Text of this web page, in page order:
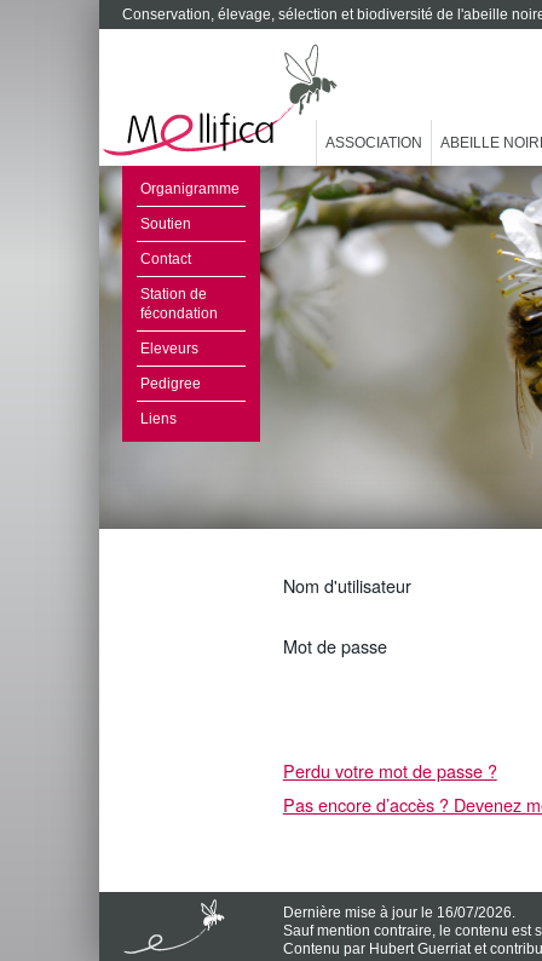
Conservation, élevage, sélection et biodiversité de l'abeille
ASSOCIATION ABEILLE
Organigramme
Soutien
Contact
Station de
fécondation
Eleveurs
Pedigree
Liens
Nom d'utilisateur
Mot de passe
Perdu votre mot de passe ?
Pas encore d’accès ? Devenez
Dernière mise à jour le 16/07/2026.
Sauf mention contraire, le contenu est
Contenu par Hubert Guerriat et